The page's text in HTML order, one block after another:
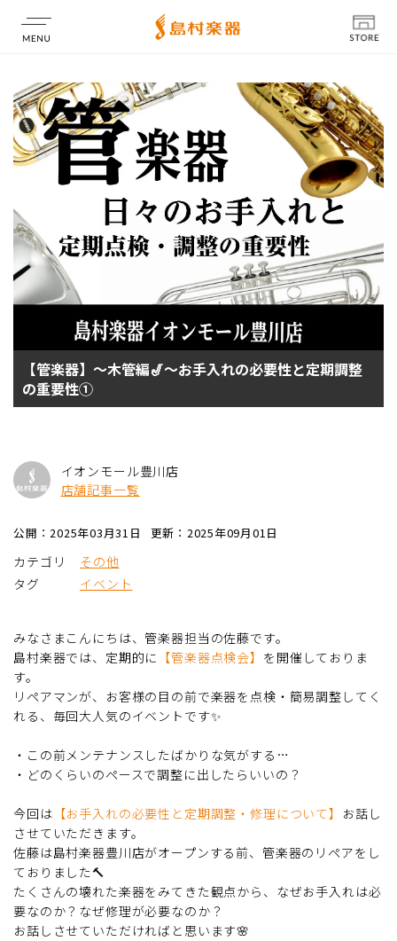
店舗情報
【管楽器】～木管編🎷～お手入れの必要性と定期調整
の重要性①
イオンモール豊川店
店舗記事一覧
公開：2025年03月31日 更新：2025年09月01日
カテゴリ
その他
タグ
イベント
みなさまこんにちは、管楽器担当の佐藤です。
島村楽器では、定期的に 【管楽器点検会】 を開催しておりま
す。
リペアマンが、お客様の目の前で楽器を点検・簡易調整してく
れる、毎回大人気のイベントです✨
・この前メンテナンスしたばかりな気がする…
・どのくらいのペースで調整に出したらいいの？
今回は 【お手入れの必要性と定期調整・修理について】 お話し
させていただきます。
佐藤は島村楽器豊川店がオープンする前、管楽器のリペアをし
ておりました🔨
たくさんの壊れた楽器をみてきた観点から、なぜお手入れは必
要なのか？なぜ修理が必要なのか？
お話しさせていただければと思います🌸